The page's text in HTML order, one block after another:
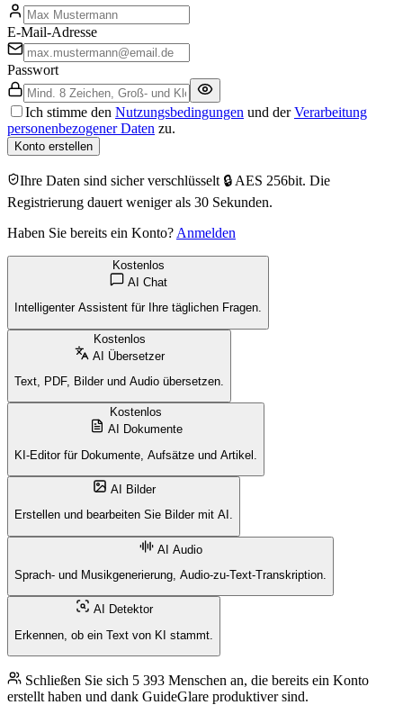
E-Mail-Adresse
Passwort
Ich stimme den Nutzungsbedingungen und derVerarbeitung
personenbezogener Daten zu.
Konto erstellen
Ihre Daten sind sicher verschlüsselt 🔒 AES 256bit. Die
Registrierung dauert weniger als 30 Sekunden.
Haben Sie bereits ein Konto? Anmelden
Kostenlos
AI Chat
Intelligenter Assistent für Ihre täglichen Fragen.
Kostenlos
AI Übersetzer
Text, PDF, Bilder und Audio übersetzen.
Kostenlos
AI Dokumente
KI-Editor für Dokumente, Aufsätze und Artikel.
AI Bilder
Erstellen und bearbeiten Sie Bilder mit AI.
AI Audio
Sprach- und Musikgenerierung, Audio-zu-Text-Transkription.
AI Detektor
Erkennen, ob ein Text von KI stammt.
Schließen Sie sich 5 393 Menschen an, die bereits ein Konto
erstellt haben und dank GuideGlare produktiver sind.